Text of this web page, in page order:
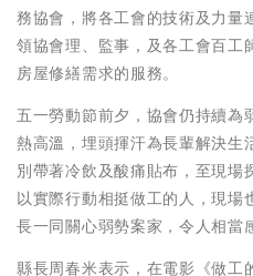
務協會，將各工會的技術及力量
領協會理、監事，及各工會百工
房屋修繕需求的服務。
五一勞動節前夕，協會仍持續為
熱高溫，埋頭揮汗為長輩解決
別帶著冷飲及酸痛貼布，至現場
以實際行動相挺做工的人，現
長一同關心弱勢案家，令人相當
縣長周春米表示，在電影《做工